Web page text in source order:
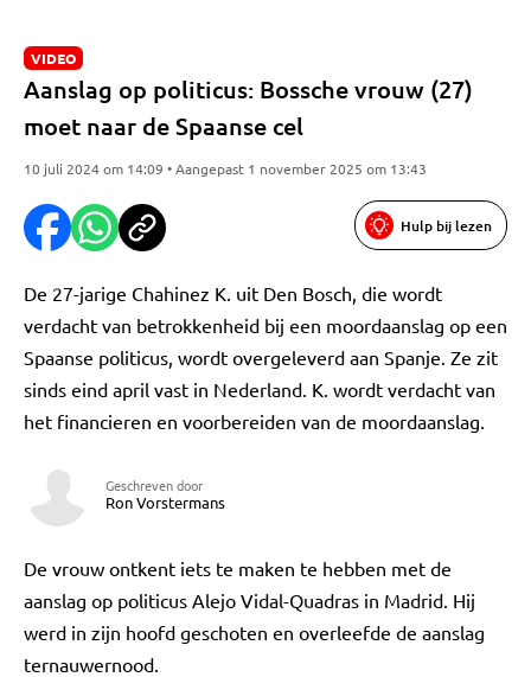
VIDEO
Aanslag op politicus: Bossche vrouw (27)
moet naar de Spaanse cel
10 juli 2024 om 14:09 • Aangepast 1 november 2025 om 13:43
Hulp bij lezen
De 27-jarige Chahinez K. uit Den Bosch, die wordt
verdacht van betrokkenheid bij een moordaanslag op een
Spaanse politicus, wordt overgeleverd aan Spanje. Ze zit
sinds eind april vast in Nederland. K. wordt verdacht van
het financieren en voorbereiden van de moordaanslag.
Geschreven door
Ron Vorstermans
De vrouw ontkent iets te maken te hebben met de
aanslag op politicus Alejo Vidal-Quadras in Madrid. Hij
werd in zijn hoofd geschoten en overleefde de aanslag
ternauwernood.